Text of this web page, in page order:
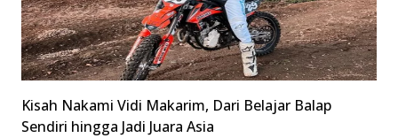
Kisah Nakami Vidi Makarim, Dari Belajar Balap
Sendiri hingga Jadi Juara Asia